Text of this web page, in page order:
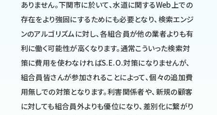
ありません。下関市に於いて、水道に関するWeb上での
存在をより強固にするためにも必要となり、検索エンジ
ンのアルゴリズムに対し、各組合員が他の業者よりも有
利に働く可能性が高くなります。通常こういった検索対
策に費用を使わなければS.E.O.対策になりませんが、
組合員皆さんが参加されることによって、個々の追加費
用無しでの対策となります。利害関係者や、新規の顧客
に対しても組合員外よりも優位になり、差別化に繋がり